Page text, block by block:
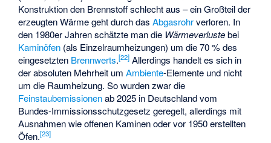
Konstruktion den Brennstoff schlecht aus – ein Großteil der
erzeugten Wärme geht durch dasAbgasrohrverloren. In
den 1980er Jahren schätzte man die Wärmeverlustebei
Kaminöfen (als Einzelraumheizungen) um die 70 % des
eingesetzten Brennwerts.[22] Allerdings handelt es sich in
der absoluten Mehrheit umAmbiente-Elemente und nicht
um die Raumheizung. So wurden zwar die
Feinstaubemissionenab 2025 in Deutschland vom
Bundes-Immissionsschutzgesetz geregelt, allerdings mit
Ausnahmen wie offenen Kaminen oder vor 1950 erstellten
Öfen.[23]